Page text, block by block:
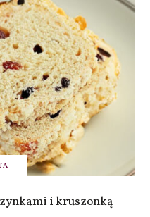
i kruszonką